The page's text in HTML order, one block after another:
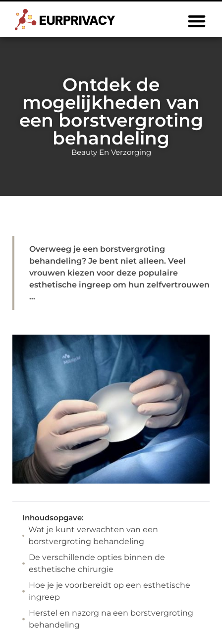
Ontdek de
mogelijkheden van
een borstvergroting
behandeling
Beauty En Verzorging
Overweeg je een borstvergroting
behandeling? Je bent niet alleen. Veel
vrouwen kiezen voor deze populaire
esthetische ingreep om hun zelfvertrouwen
...
Inhoudsopgave:
Wat je kunt verwachten van een
borstvergroting behandeling
De verschillende opties binnen de
esthetische chirurgie
Hoe je je voorbereidt op een esthetische
ingreep
Herstel en nazorg na een borstvergroting
behandeling